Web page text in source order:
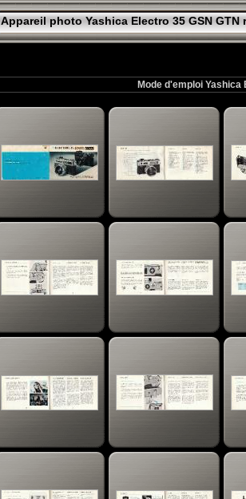
Appareil photo Yashica Electro 35 GSN GTN
Mode d'emploi